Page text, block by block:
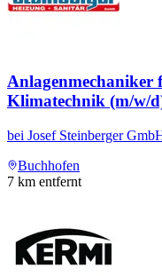
Anlagenmechaniker
Klimatechnik (m/w/
bei Josef Steinberger
Buchhofen
7 km entfernt